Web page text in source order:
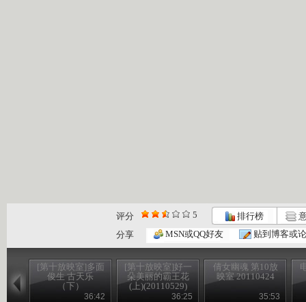
评分 5 排行榜
分享
MSN或QQ好友 贴到博客或
[第十放映室]多面
俊生 古天乐
（下）
(20110522)36:42
[第十放映室]好一
朵美丽的霸王花
(上)(20110529)
36:25
倩女幽魂 第10放
映室 20110424
35:53